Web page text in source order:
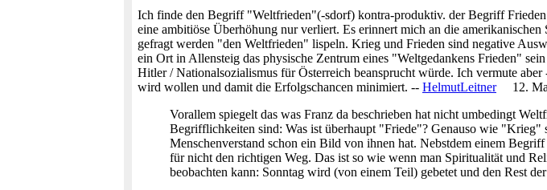
Ich finde den Begriff "Weltfrieden"(-sdorf) kontra-produktiv. der Begriff
eine ambitiöse Überhöhung nur verliert. Es erinnert mich an die
gefragt werden "den Weltfrieden" lispeln. Krieg und Frieden sind negative
ein Ort in Allensteig das physische Zentrum eines "Weltgedankens Frieden"
Hitler / Nationalsozialismus für Österreich beansprucht würde. Ich vermute
wird wollen und damit die Erfolgschancen minimiert. -- HelmutLeitner
12.
Vorallem spiegelt das was Franz da beschrieben hat nicht umbedingt
Begrifflichkeiten sind: Was ist überhaupt "Friede"? Genauso wie
Menschenverstand schon ein Bild von ihnen hat. Nebstdem einem
für nicht den richtigen Weg. Das ist so wie wenn man Spiritualität und
beobachten kann: Sonntag wird (von einem Teil) gebetet und den Rest